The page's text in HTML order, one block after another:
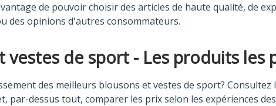
de pouvoir choisir des articles de haute qualité, de
des opinions d'autres consommateurs.
vestes de sport - Les produits les
des meilleurs blousons et vestes de sport?
par-dessus tout, comparer les prix selon les expériences